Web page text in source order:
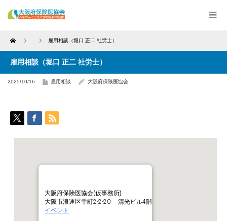
Home 雇用相談（堀口 正二 社労士）
雇用相談（堀口 正二 社労士）
2025/10/16 雇用相談 大阪府保険医協会
大阪府保険医協会(仮事務所)
大阪市浪速区幸町2-2-20 清光ビル4階
イベント